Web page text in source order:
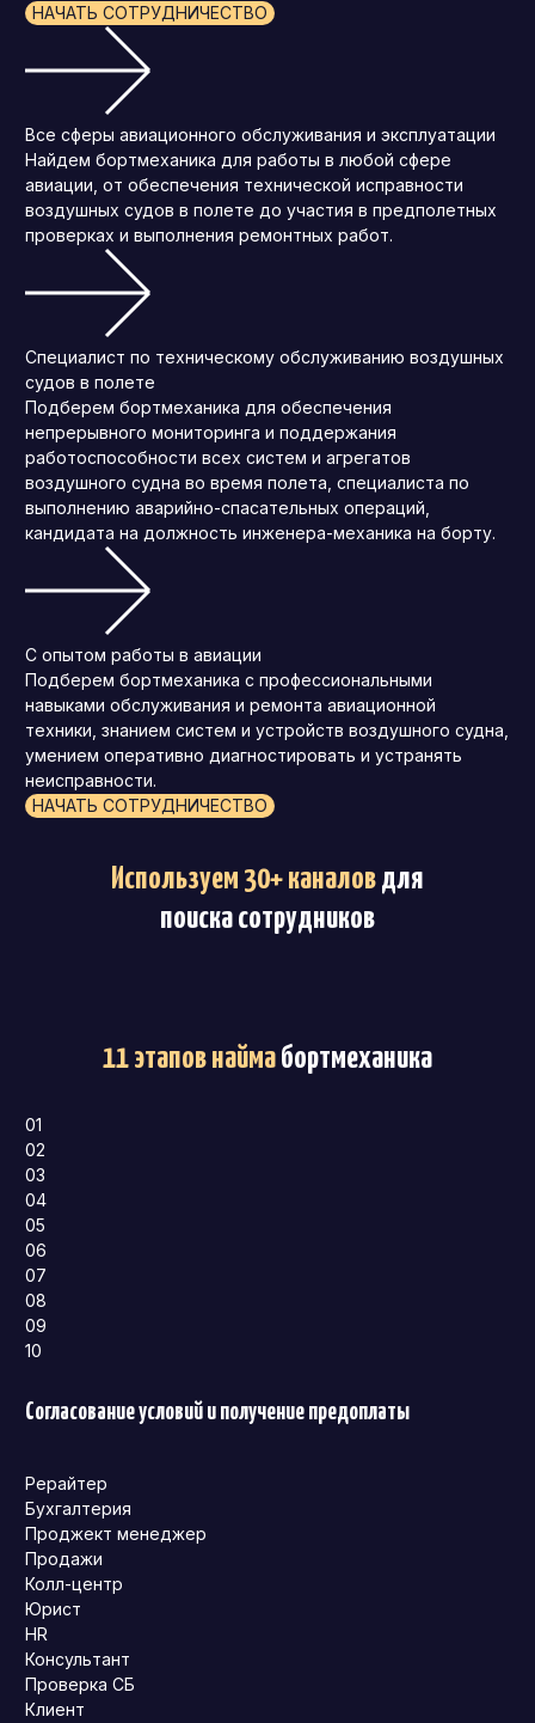
НАЧАТЬ СОТРУДНИЧЕСТВО
Все сферы авиационного обслуживания и эксплуатации
Найдем бортмеханика для работы в любой сфере
авиации, от обеспечения технической исправности
воздушных судов в полете до участия в предполетных
проверках и выполнения ремонтных работ.
Специалист по техническому обслуживанию воздушных
судов в полете
Подберем бортмеханика для обеспечения
непрерывного мониторинга и поддержания
работоспособности всех систем и агрегатов
воздушного судна во время полета, специалиста по
выполнению аварийно-спасательных операций,
кандидата на должность инженера-механика на борту.
С опытом работы в авиации
Подберем бортмеханика с профессиональными
навыками обслуживания и ремонта авиационной
техники, знанием систем и устройств воздушного судна,
умением оперативно диагностировать и устранять
неисправности.
НАЧАТЬ СОТРУДНИЧЕСТВО
Используем 30+ каналовдля
поиска сотрудников
11 этапов наймабортмеханика
01
02
03
04
05
06
07
08
09
10
Согласование условий и получение предоплаты
Рерайтер
Бухгалтерия
Проджект менеджер
Продажи
Колл-центр
Юрист
HR
Консультант
Проверка СБ
Клиент